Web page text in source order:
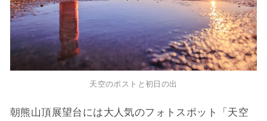
天空のポストと初日の出
朝熊山頂展望台には大人気のフォトスポット「天空